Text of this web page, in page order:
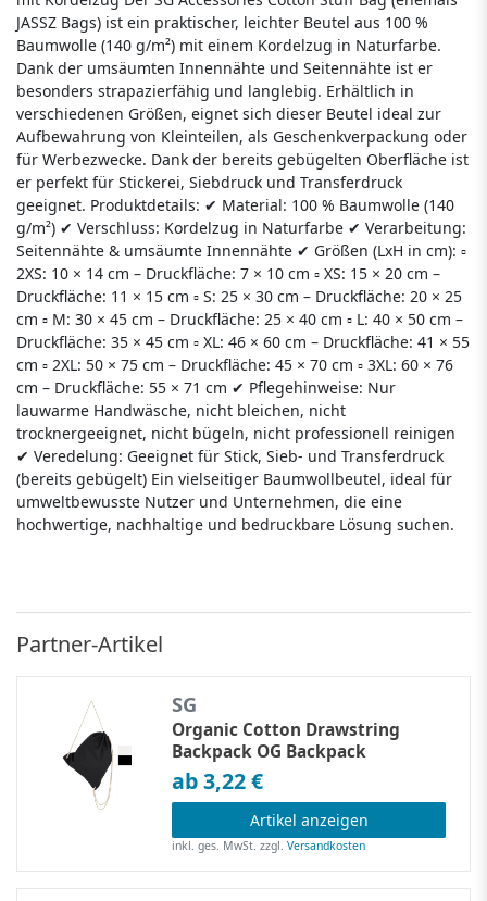
JASSZ Bags) ist ein praktischer, leichter Beutel aus 100 %
Baumwolle (140 g/m²) mit einem Kordelzug in Naturfarbe.
Dank der umsäumten Innennähte und Seitennähte ist er
besonders strapazierfähig und langlebig. Erhältlich in
verschiedenen Größen, eignet sich dieser Beutel ideal zur
Aufbewahrung von Kleinteilen, als Geschenkverpackung oder
für Werbezwecke. Dank der bereits gebügelten Oberfläche ist
er perfekt für Stickerei, Siebdruck und Transferdruck
geeignet. Produktdetails: ✔ Material: 100 % Baumwolle (140
g/m²) ✔ Verschluss: Kordelzug in Naturfarbe ✔ Verarbeitung:
Seitennähte & umsäumte Innennähte ✔ Größen (LxH in cm): ▫
2XS: 10 × 14 cm – Druckfläche: 7 × 10 cm ▫ XS: 15 × 20 cm –
Druckfläche: 11 × 15 cm ▫ S: 25 × 30 cm – Druckfläche: 20 × 25
cm ▫ M: 30 × 45 cm – Druckfläche: 25 × 40 cm ▫ L: 40 × 50 cm –
Druckfläche: 35 × 45 cm ▫ XL: 46 × 60 cm – Druckfläche: 41 × 55
cm ▫ 2XL: 50 × 75 cm – Druckfläche: 45 × 70 cm ▫ 3XL: 60 × 76
cm – Druckfläche: 55 × 71 cm ✔ Pflegehinweise: Nur
lauwarme Handwäsche, nicht bleichen, nicht
trocknergeeignet, nicht bügeln, nicht professionell reinigen
✔ Veredelung: Geeignet für Stick, Sieb- und Transferdruck
(bereits gebügelt) Ein vielseitiger Baumwollbeutel, ideal für
umweltbewusste Nutzer und Unternehmen, die eine
hochwertige, nachhaltige und bedruckbare Lösung suchen.
Partner-Artikel
SG
Organic Cotton Drawstring
Backpack OG Backpack
ab 3,22 €
Artikel anzeigen
inkl. ges. MwSt. zzgl.Versandkosten